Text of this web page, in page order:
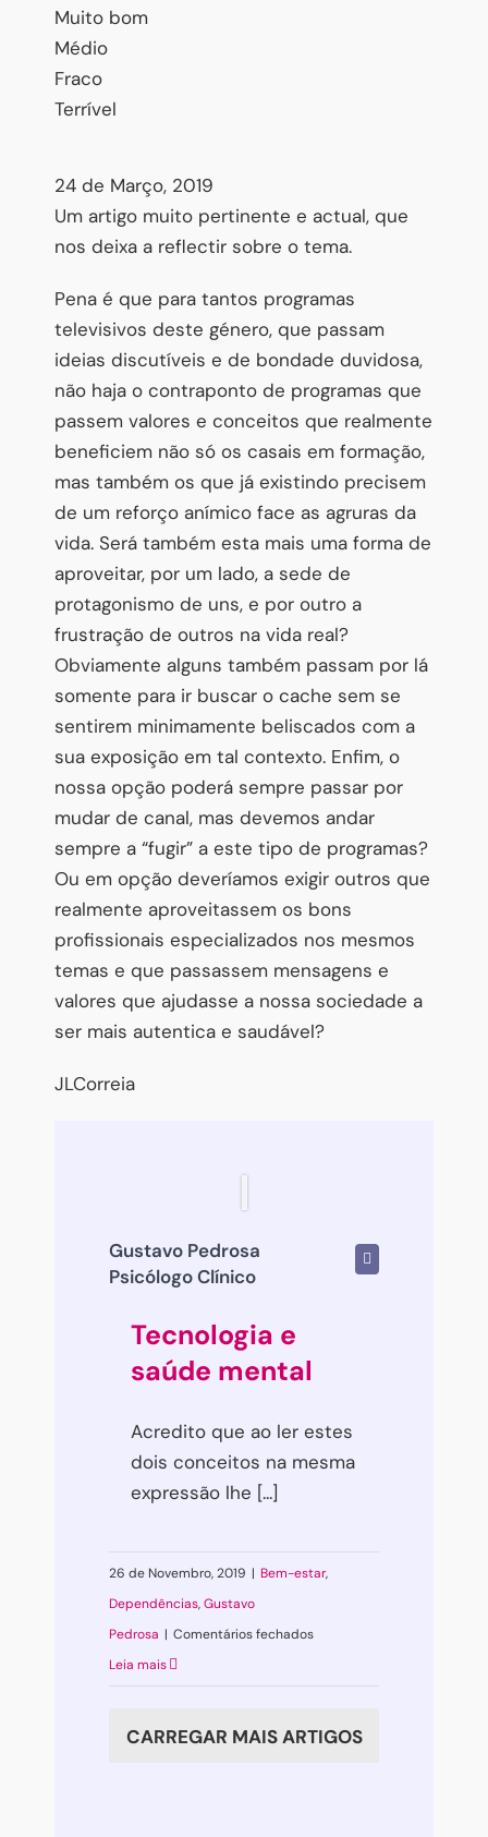
Muito bom
Médio
Fraco
Terrível
24 de Março, 2019
Um artigo muito pertinente e actual, que
nos deixa a reflectir sobre o tema.
Pena é que para tantos programas
televisivos deste género, que passam
ideias discutíveis e de bondade duvidosa,
não haja o contraponto de programas que
passem valores e conceitos que realmente
beneficiem não só os casais em formação,
mas também os que já existindo precisem
de um reforço anímico face as agruras da
vida. Será também esta mais uma forma de
aproveitar, por um lado, a sede de
protagonismo de uns, e por outro a
frustração de outros na vida real?
Obviamente alguns também passam por lá
somente para ir buscar o cache sem se
sentirem minimamente beliscados com a
sua exposição em tal contexto. Enfim, o
nossa opção poderá sempre passar por
mudar de canal, mas devemos andar
sempre a “fugir” a este tipo de programas?
Ou em opção deveríamos exigir outros que
realmente aproveitassem os bons
profissionais especializados nos mesmos
temas e que passassem mensagens e
valores que ajudasse a nossa sociedade a
ser mais autentica e saudável?
JLCorreia
Gustavo Pedrosa
Psicólogo Clínico
Tecnologia e
saúde mental
Acredito que ao ler estes
dois conceitos na mesma
expressão lhe [...]
26 de Novembro, 2019 | Bem-estar,
Dependências,Gustavo
Pedrosa | Comentários fechadosem
Leia mais
CARREGAR MAIS ARTIGOS